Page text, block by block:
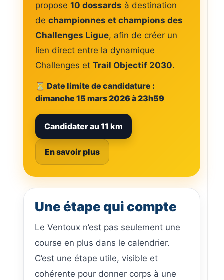
propose 10 dossards à destination
de championnes et champions des
Challenges Ligue, afin de créer un
lien direct entre la dynamique
Challenges et Trail Objectif 2030.
⏳ Date limite de candidature :
dimanche 15 mars 2026 à 23h59
Candidater au 11 km
En savoir plus
Une étape qui compte
Le Ventoux n’est pas seulement une
course en plus dans le calendrier.
C’est une étape utile, visible et
cohérente pour donner corps à une